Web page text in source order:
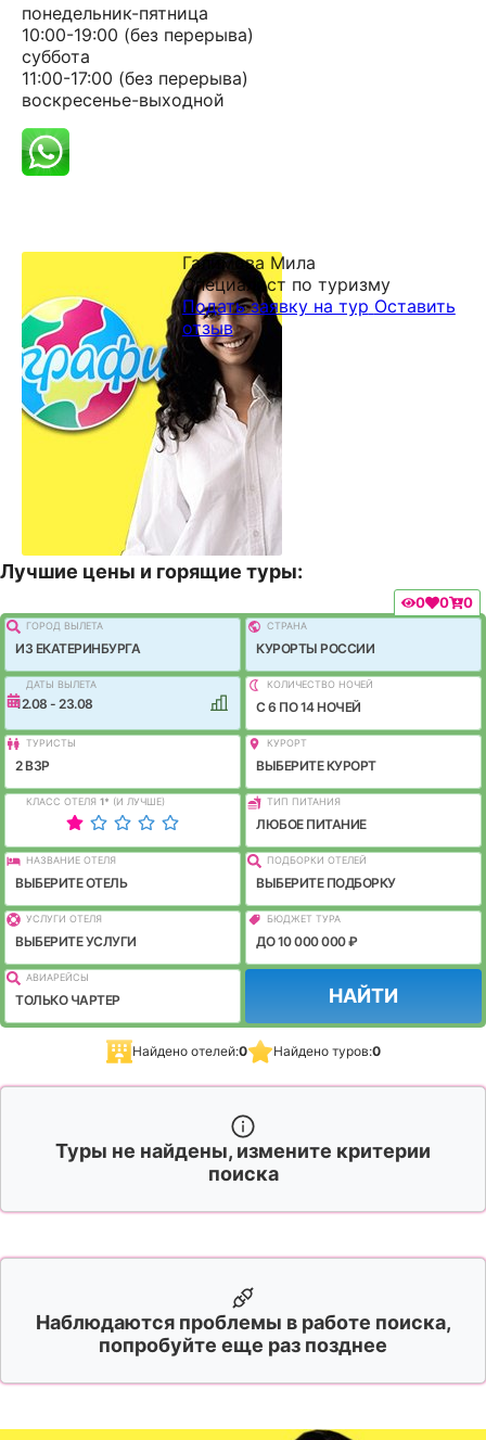
понедельник-пятница
10:00-19:00 (без перерыва)
суббота
11:00-17:00 (без перерыва)
воскресенье-выходной
Галимова Мила
Специалист по туризму
Подать заявку на тур Оставить
отзыв
Лучшие цены и горящие туры:
0 0 0
ГОРОД ВЫЛEТА
ИЗ ЕКАТЕРИНБУРГА
СТРАНА
КУРОРТЫ РОССИИ
ДАТЫ ВЫЛЕТА
12.08 - 23.08
КОЛИЧЕСТВО НОЧЕЙ
C 6 ПО 14 НОЧЕЙ
ТУРИСТЫ
2 ВЗР
КУРОРТ
ВЫБЕРИТЕ КУРОРТ
КЛАСС ОТЕЛЯ 1* (И ЛУЧШЕ) ТИП ПИТАНИЯ
ЛЮБОЕ ПИТАНИЕ
НАЗВАНИЕ ОТЕЛЯ
ВЫБЕРИТЕ ОТЕЛЬ
ПОДБОРКИ ОТЕЛЕЙ
ВЫБЕРИТЕ ПОДБОРКУ
УСЛУГИ ОТЕЛЯ
ВЫБЕРИТЕ УСЛУГИ
БЮДЖЕТ ТУРА
ДО 10 000 000 ₽
АВИАРЕЙСЫ
ТОЛЬКО ЧАРТЕР НАЙТИ
Найдено отелей:0 Найдено туров:0
Туры не найдены, измените критерии
поиска
Наблюдаются проблемы в работе поиска,
попробуйте еще раз позднее